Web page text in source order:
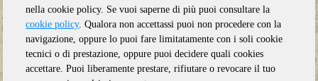
nella cookie policy. Se vuoi saperne di più puoi consultare la
cookie policy. Qualora non accettassi puoi non procedere con la
navigazione, oppure lo puoi fare limitatamente con i soli cookie
tecnici o di prestazione, oppure puoi decidere quali cookies
accettare. Puoi liberamente prestare, rifiutare o revocare il tuo